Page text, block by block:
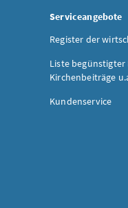
Serviceangebote
Register der
Liste
Kirchenbeiträge
Kundenservice